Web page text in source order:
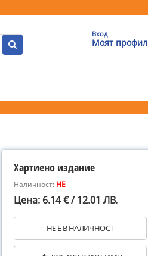
Вход
Моят профил
Хартиено издание
Наличност: НЕ
Цена: 6.14 € / 12.01 ЛВ.
НЕ Е В НАЛИЧНОСТ